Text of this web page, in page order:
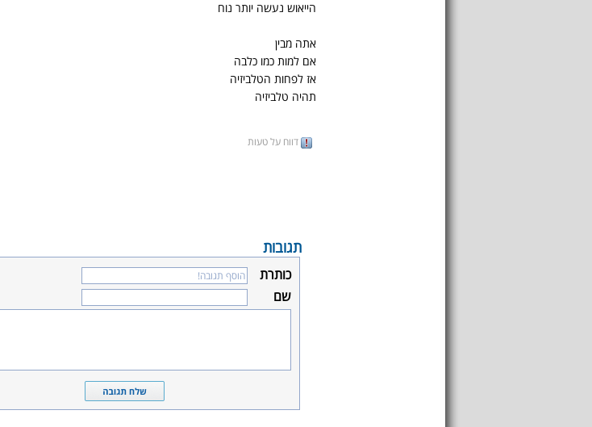
הייאוש נעשה יותר נוח
אתה מבין
אם למות כמו כלבה
אז לפחות הטלביזיה
תהיה טלביזיה
דווח על טעות
תגובות
כותרת
שם